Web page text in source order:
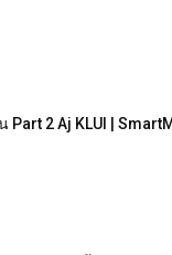
Part 2 Aj KLUI |